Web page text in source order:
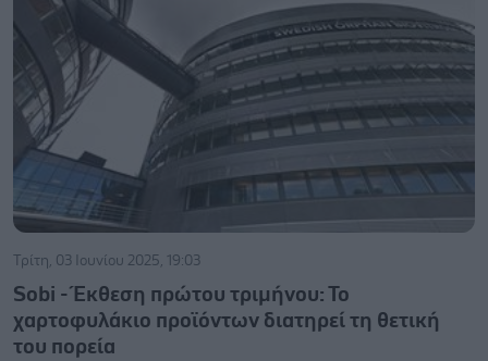
Τρίτη, 03 Ιουνίου 2025, 19:03
Sobi - Έκθεση πρώτου τριμήνου: Το
χαρτοφυλάκιο προϊόντων διατηρεί τη θετική
του πορεία